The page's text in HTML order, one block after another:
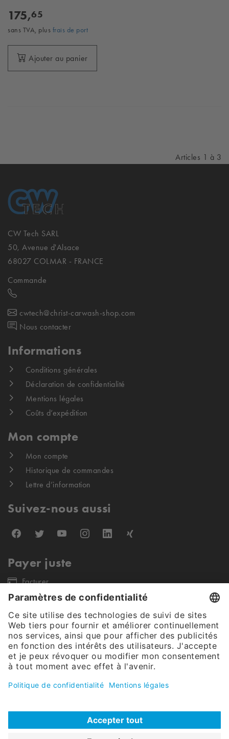
175,65
sans TVA, plus frais de port
Ajouter au panier
Articles 1 à 3
CW Tech SARL
50, Avenue d'Alsace
68027 COLMAR - FRANCE
Commande
cwtech@christ-carwash-shop.com
Nous contacter
Informations
Conditions générales
Déclaration de confidentialité
Mentions légales
Coûts d’expédition
Mon compte
Mon compte
Historique de commandes
Lettre d’information
Suivez-nous aussi
Payer juste
Facturer
Nos partenaires d'expédition
Notre offre s'adresse exclusivement aux clients finaux commerciaux et
petites entreprises). Tous les prix sont nets, hors taxes.